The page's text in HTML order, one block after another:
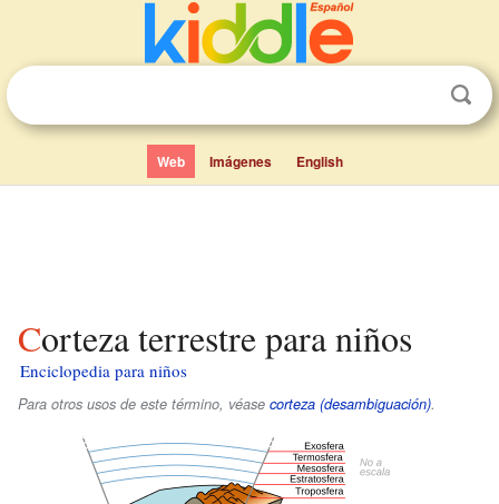
Web Imágenes English
Corteza terrestre para niños
Enciclopedia para niños
Para otros usos de este término, véase corteza (desambiguación).